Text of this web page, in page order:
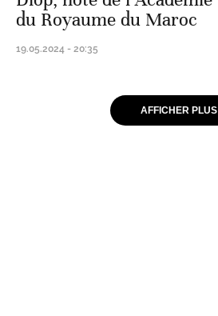
du Royaume du Maroc
19.05.2024 - 20:35
AFFICHER PLUS